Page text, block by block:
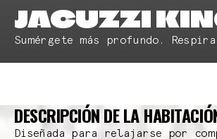
JACUZZI
Sumérgete más profundo.
DESCRIPCIÓN DE LA
Diseñada para relajarse por